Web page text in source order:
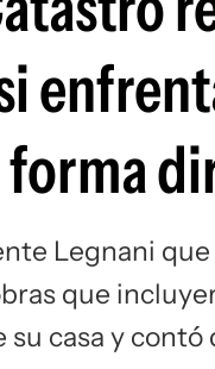
Legnani
que
casa y